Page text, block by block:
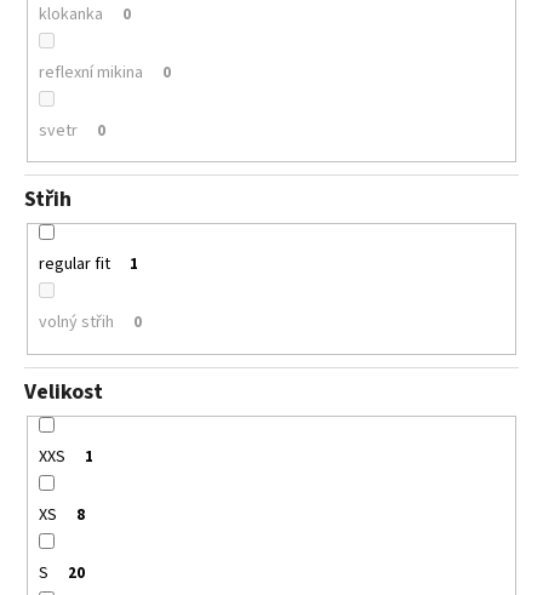
klokanka 0
reflexní mikina 0
svetr 0
Střih
regular fit 1
volný střih 0
Velikost
XXS 1
XS 8
S 20